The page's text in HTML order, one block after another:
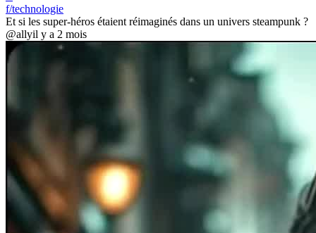
f/technologie
Et si les super-héros étaient réimaginés dans un univers steampunk ?
@allyil y a 2 mois